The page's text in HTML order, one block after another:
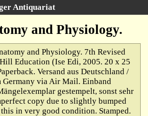
Antiquariat
and Physiology.
and Physiology. 7th Revised
Education (Ise Edi, 2005. 20 x 25
Versand aus Deutschland /
Germany via Air Mail. Einband
gestempelt, sonst sehr
copy due to slightly bumped
in very good condition. Stamped.